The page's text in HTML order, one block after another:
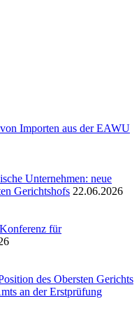
Importen aus der EAWU
Unternehmen: neue
Gerichtshofs 22.06.2026
für
des Obersten Gerichts
an der Erstprüfung